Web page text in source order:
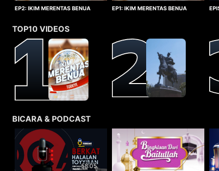
EP2: IKIM MERENTAS BENUA
EP1: IKIM MERENTAS BENUA
TOP10 VIDEOS
BICARA & PODCAST
58:05